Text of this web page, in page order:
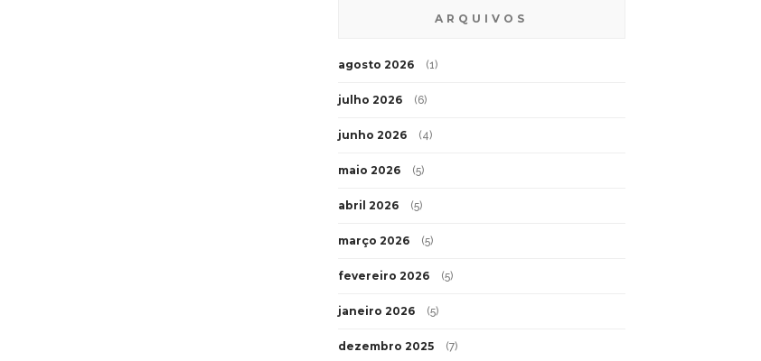
ARQUIVOS
agosto 2026 (1)
julho 2026 (6)
junho 2026 (4)
maio 2026 (5)
abril 2026 (5)
março 2026 (5)
fevereiro 2026 (5)
janeiro 2026 (5)
dezembro 2025 (7)